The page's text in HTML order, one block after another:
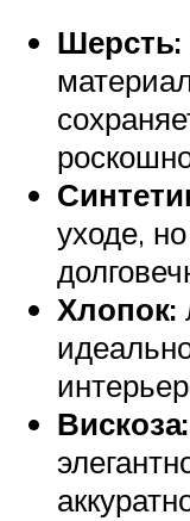
Шерсть:
уходе,
Хлопок:
Вискоза: